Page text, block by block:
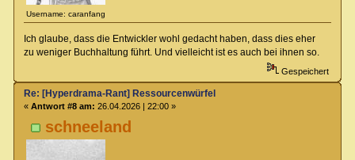
Username: caranfang
Ich glaube, dass die Entwickler wohl gedacht haben, dass dies eher
zu weniger Buchhaltung führt. Und vielleicht ist es auch bei ihnen so.
Gespeichert
schneeland
Re: [Hyperdrama-Rant] Ressourcenwürfel
« Antwort #8 am: 26.04.2026 | 22:00 »